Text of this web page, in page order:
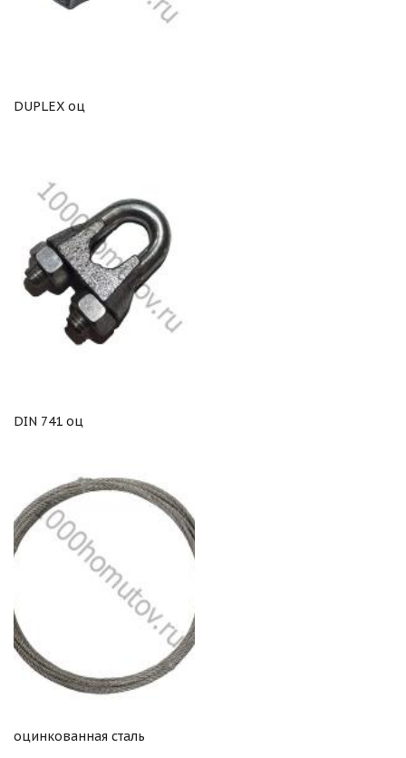
DUPLEX оц
DIN 741 оц
оцинкованная сталь